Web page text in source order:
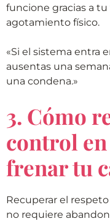
funcione gracias a
agotamiento físico.
«Si el sistema entra
ausentas una
una condena.»
3. Cómo
control
frenar tu
Recuperar el
no requiere